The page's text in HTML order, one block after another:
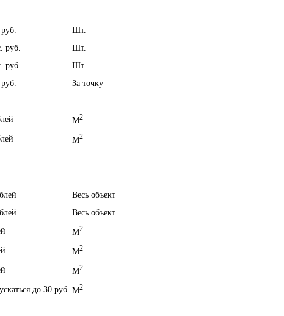
Шт.
руб.
Шт.
руб.
Шт.
За точку
M2
M2
Весь объект
Весь объект
M2
M2
M2
до 30 руб. M2